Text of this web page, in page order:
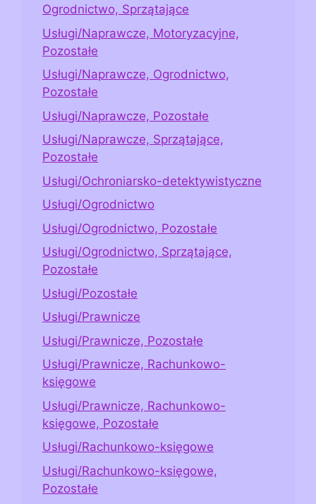
Ogrodnictwo, Sprzątające
Usługi/Naprawcze, Motoryzacyjne,
Pozostałe
Usługi/Naprawcze, Ogrodnictwo,
Pozostałe
Usługi/Naprawcze, Pozostałe
Usługi/Naprawcze, Sprzątające,
Pozostałe
Usługi/Ochroniarsko-detektywistyczne
Usługi/Ogrodnictwo
Usługi/Ogrodnictwo, Pozostałe
Usługi/Ogrodnictwo, Sprzątające,
Pozostałe
Usługi/Pozostałe
Usługi/Prawnicze
Usługi/Prawnicze, Pozostałe
Usługi/Prawnicze, Rachunkowo-
księgowe
Usługi/Prawnicze, Rachunkowo-
księgowe, Pozostałe
Usługi/Rachunkowo-księgowe
Usługi/Rachunkowo-księgowe,
Pozostałe